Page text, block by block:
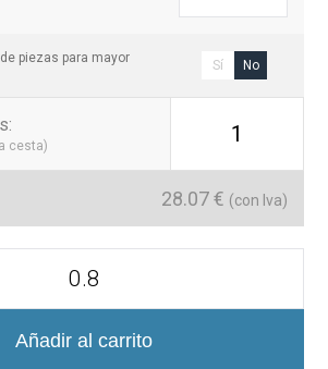
piezas para mayor
Sí No
:
cesta) 1
28.07 € (con Iva)
Añadir al carrito